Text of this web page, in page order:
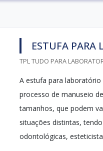
ESTUFA PARA
TPL TUDO PARA
A estufa para
processo de manuseio
tamanhos, que podem
situações distintas,
odontológicas,